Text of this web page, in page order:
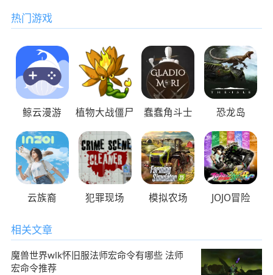
热门游戏
鲸云漫游 植物大战僵尸 蠢蠢角斗士 恐龙岛
云族裔 犯罪现场 模拟农场 JOJO冒险
相关文章
魔兽世界wlk怀旧服法师宏命令有哪些 法师
宏命令推荐